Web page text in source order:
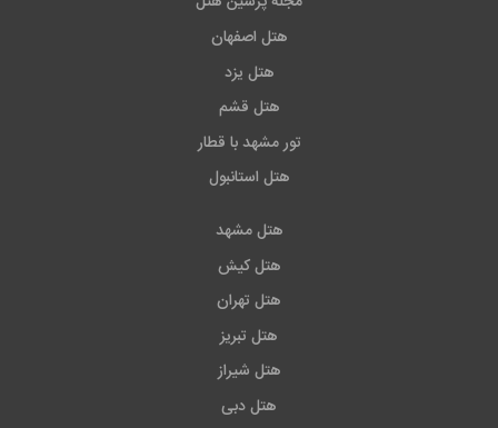
هتل اصفهان
هتل یزد
هتل قشم
تور مشهد با قطار
هتل استانبول
هتل مشهد
هتل کیش
هتل تهران
هتل تبریز
هتل شیراز
هتل دبی